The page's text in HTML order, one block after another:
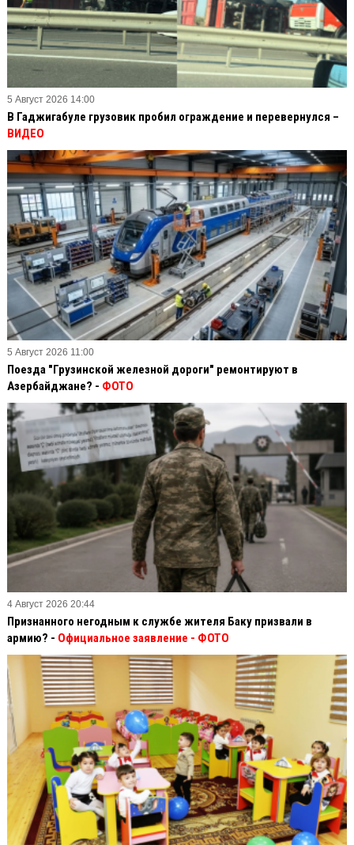
5 Август 2026 14:00
В Гаджигабуле грузовик пробил ограждение и перевернулся –
ВИДЕО
5 Август 2026 11:00
Поезда "Грузинской железной дороги" ремонтируют в
Азербайджане? - ФОТО
4 Август 2026 20:44
Признанного негодным к службе жителя Баку призвали в
армию? - Официальное заявление - ФОТО